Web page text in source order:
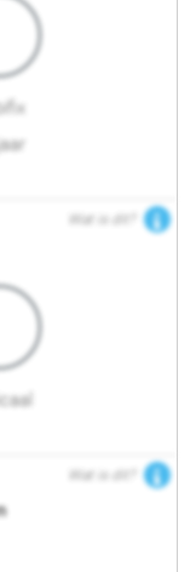
Wat is dit?
Wat is dit?